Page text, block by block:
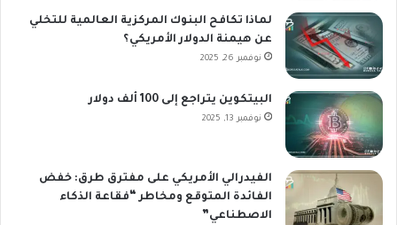
لماذا تكافح البنوك المركزية العالمية للتخلي
عن هيمنة الدولار الأمريكي؟
نوفمبر 26, 2025
البيتكوين يتراجع إلى 100 ألف دولار
نوفمبر 13, 2025
الفيدرالي الأمريكي على مفترق طرق: خفض
الفائدة المتوقع ومخاطر “فقاعة الذكاء
الاصطناعي”